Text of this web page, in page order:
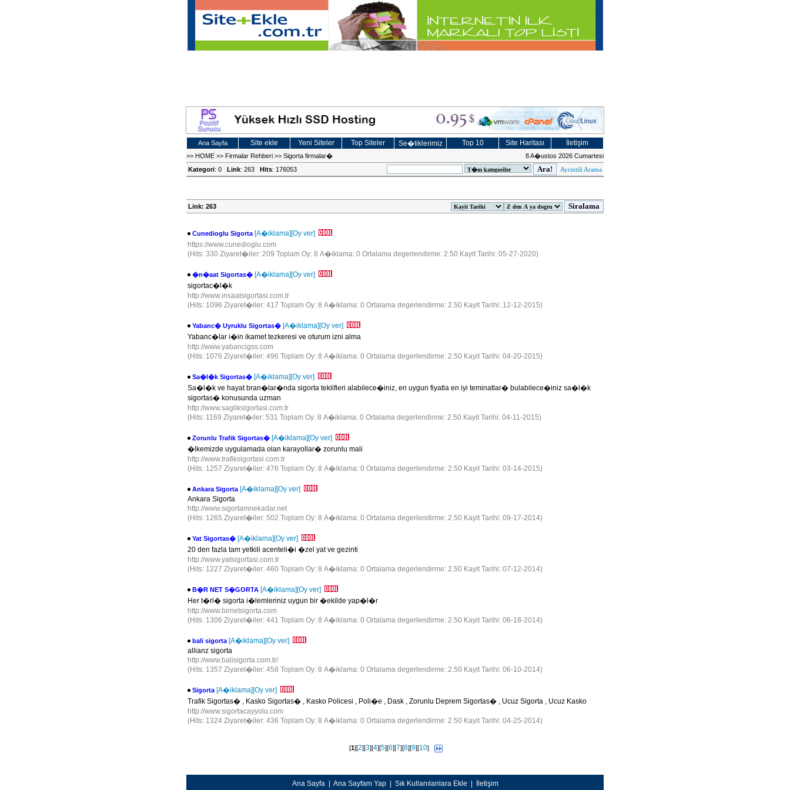
Ana Sayfa Site ekle Yeni Siteler Top Siteler Se�tiklerimiz Top 10 Site Haritası İletişim
>> HOME >> Firmalar Rehberi >> Sigorta firmalar�
8 A�ustos 2026 Cumartesi
Kategori: 0 Link: 263 Hits: 176053 Ayrintili Arama
Link: 263
Cunedioglu Sigorta [A�iklama][Oy ver]
https://www.cunedioglu.com
(Hits: 330 Ziyaret�iler: 209 Toplam Oy: 8 A�iklama: 0 Ortalama degerlendirme: 2.50 Kayit Tarihi: 05-27-2020)
�n�aat Sigortas� [A�iklama][Oy ver]
sigortac�l�k
http://www.insaatsigortasi.com.tr
(Hits: 1096 Ziyaret�iler: 417 Toplam Oy: 8 A�iklama: 0 Ortalama degerlendirme: 2.50 Kayit Tarihi: 12-12-2015)
Yabanc� Uyruklu Sigortas� [A�iklama][Oy ver]
Yabanc�lar i�in ikamet tezkeresi ve oturum izni alma
http://www.yabancigss.com
(Hits: 1076 Ziyaret�iler: 496 Toplam Oy: 8 A�iklama: 0 Ortalama degerlendirme: 2.50 Kayit Tarihi: 04-20-2015)
Sa�l�k Sigortas� [A�iklama][Oy ver]
Sa�l�k ve hayat bran�lar�nda sigorta teklifleri alabilece�iniz, en uygun fiyatla en iyi teminatlar� bulabilece�iniz sa�l�k
sigortas� konusunda uzman
http://www.sagliksigortasi.com.tr
(Hits: 1169 Ziyaret�iler: 531 Toplam Oy: 8 A�iklama: 0 Ortalama degerlendirme: 2.50 Kayit Tarihi: 04-11-2015)
Zorunlu Trafik Sigortas� [A�iklama][Oy ver]
�lkemizde uygulamada olan karayollar� zorunlu mali
http://www.trafiksigortasi.com.tr
(Hits: 1257 Ziyaret�iler: 476 Toplam Oy: 8 A�iklama: 0 Ortalama degerlendirme: 2.50 Kayit Tarihi: 03-14-2015)
Ankara Sigorta [A�iklama][Oy ver]
Ankara Sigorta
http://www.sigortamnekadar.net
(Hits: 1265 Ziyaret�iler: 502 Toplam Oy: 8 A�iklama: 0 Ortalama degerlendirme: 2.50 Kayit Tarihi: 09-17-2014)
Yat Sigortas� [A�iklama][Oy ver]
20 den fazla tam yetkili acenteli�i �zel yat ve gezinti
http://www.yatsigortasi.com.tr
(Hits: 1227 Ziyaret�iler: 460 Toplam Oy: 8 A�iklama: 0 Ortalama degerlendirme: 2.50 Kayit Tarihi: 07-12-2014)
B�R NET S�GORTA [A�iklama][Oy ver]
Her t�rl� sigorta i�lemleriniz uygun bir �ekilde yap�l�r
http://www.birnetsigorta.com
(Hits: 1306 Ziyaret�iler: 441 Toplam Oy: 8 A�iklama: 0 Ortalama degerlendirme: 2.50 Kayit Tarihi: 06-18-2014)
bali sigorta [A�iklama][Oy ver]
allianz sigorta
http://www.balisigorta.com.tr/
(Hits: 1357 Ziyaret�iler: 458 Toplam Oy: 8 A�iklama: 0 Ortalama degerlendirme: 2.50 Kayit Tarihi: 06-10-2014)
Sigorta [A�iklama][Oy ver]
Trafik Sigortas� , Kasko Sigortas� , Kasko Policesi , Poli�e , Dask , Zorunlu Deprem Sigortas� , Ucuz Sigorta , Ucuz Kasko
http://www.sigortacayyolu.com
(Hits: 1324 Ziyaret�iler: 436 Toplam Oy: 8 A�iklama: 0 Ortalama degerlendirme: 2.50 Kayit Tarihi: 04-25-2014)
[1][2][3][4][5][6][7][8][9][10]
Ana Sayfa Ana Sayfam Yap Sık Kullanılanlara Ekle İletişim